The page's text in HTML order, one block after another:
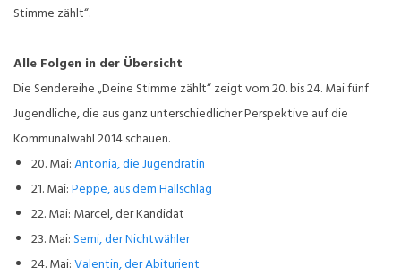
Stimme zählt“.
Alle Folgen in der Übersicht
Die Sendereihe „Deine Stimme zählt“ zeigt vom 20. bis 24. Mai fünf
Jugendliche, die aus ganz unterschiedlicher Perspektive auf die
Kommunalwahl 2014 schauen.
20. Mai:Antonia, die Jugendrätin
21. Mai:Peppe, aus dem Hallschlag
22. Mai: Marcel, der Kandidat
23. Mai:Semi, der Nichtwähler
24. Mai:Valentin, der Abiturient